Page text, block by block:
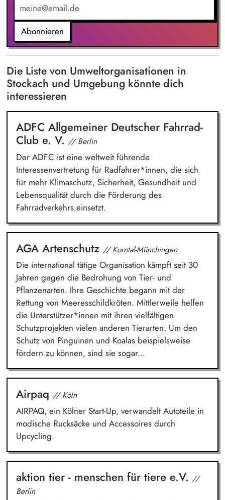
Pflege und Auswertung umweltrelevanter Daten und
Erstellung von Management-Berichten (Wasser, Abfall).
Unterstützung bei der Einhaltung umweltrechtlicher
Anforderungen und der Pflege des Rechtskatasters.
Abonnieren
Die Liste von Umweltorganisationen in
Stockach und Umgebung könnte dich
interessieren
ADFC Allgemeiner Deutscher Fahrrad-
Club e. V. // Berlin
Der ADFC ist eine weltweit führende
Interessenvertretung für Radfahrer*innen, die sich
für mehr Klimaschutz, Sicherheit, Gesundheit und
Lebensqualität durch die Förderung des
Fahrradverkehrs einsetzt.
AGA Artenschutz // Korntal-Münchingen
Die international tätige Organisation kämpft seit 30
Jahren gegen die Bedrohung von Tier- und
Pflanzenarten. Ihre Geschichte begann mit der
Rettung von Meeresschildkröten. Mittlerweile helfen
die Unterstützer*innen mit ihren vielfältigen
Schutzprojekten vielen anderen Tierarten. Um den
Schutz von Pinguinen und Koalas beispielsweise
fördern zu können, sind sie sogar...
Airpaq // Köln
AIRPAQ, ein Kölner Start-Up, verwandelt Autoteile in
modische Rucksäcke und Accessoires durch
Upcycling.
aktion tier - menschen für tiere e.V. //
Berlin